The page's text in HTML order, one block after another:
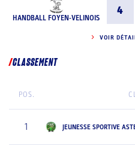
HANDBALL FOYEN-VELINOIS
4
VOIR
CLASSEMENT
POS.
1 JEUNESSE SPORTIVE